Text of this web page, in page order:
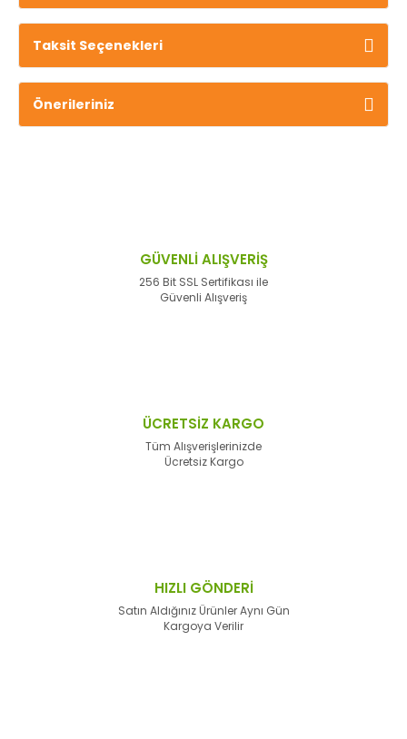
Taksit Seçenekleri
Önerileriniz
GÜVENLİ ALIŞVERİŞ
256 Bit SSL Sertifikası ile
Güvenli Alışveriş
ÜCRETSİZ KARGO
Tüm Alışverişlerinizde
Ücretsiz Kargo
HIZLI GÖNDERİ
Satın Aldığınız Ürünler Aynı Gün
Kargoya Verilir